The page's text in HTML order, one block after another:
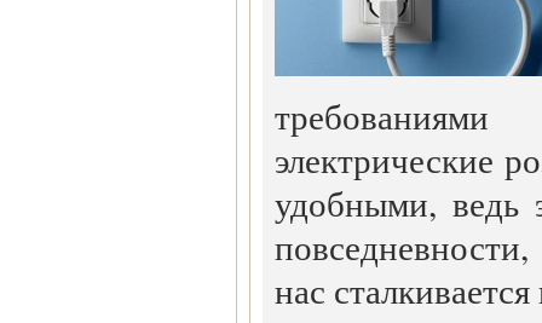
электрические
удобными, ведь
нас